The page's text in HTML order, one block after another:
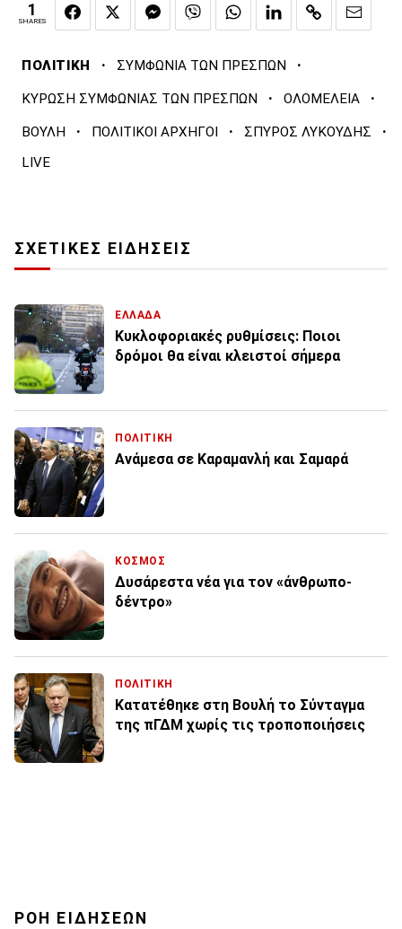
1
SHARES
ΠΟΛΙΤΙΚΗ · ΣΥΜΦΩΝΙΑ ΤΩΝ ΠΡΕΣΠΩΝ ·
ΚΥΡΩΣΗ ΣΥΜΦΩΝΙΑΣ ΤΩΝ ΠΡΕΣΠΩΝ · ΟΛΟΜΕΛΕΙΑ ·
ΒΟΥΛΗ · ΠΟΛΙΤΙΚΟΙ ΑΡΧΗΓΟΙ · ΣΠΥΡΟΣ ΛΥΚΟΥΔΗΣ ·
LIVE
ΣΧΕΤΙΚΕΣ ΕΙΔΗΣΕΙΣ
ΕΛΛΑΔΑ
Κυκλοφοριακές ρυθμίσεις: Ποιοι
δρόμοι θα είναι κλειστοί σήμερα
ΠΟΛΙΤΙΚΗ
Ανάμεσα σε Καραμανλή και Σαμαρά
ΚΟΣΜΟΣ
Δυσάρεστα νέα για τον «άνθρωπο-
δέντρο»
ΠΟΛΙΤΙΚΗ
Κατατέθηκε στη Βουλή το Σύνταγμα
της πΓΔΜ χωρίς τις τροποποιήσεις
ΡΟΗ ΕΙΔΗΣΕΩΝ